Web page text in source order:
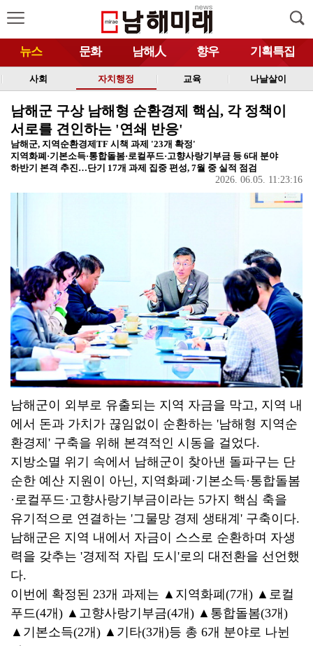
뉴스 문화 남해人 향우 기획특집
사회 자치행정 교육 나날살이
남해군 구상 남해형 순환경제 핵심, 각 정책이
서로를 견인하는 '연쇄 반응'
남해군, 지역순환경제TF 시책 과제 '23개 확정'
지역화폐·기본소득·통합돌봄·로컬푸드·고향사랑기부금 등 6대 분야
하반기 본격 추진…단기 17개 과제 집중 편성, 7월 중 실적 점검
2026. 06.05. 11:23:16
남해군이 외부로 유출되는 지역 자금을 막고, 지역 내
에서 돈과 가치가 끊임없이 순환하는 '남해형 지역순
환경제' 구축을 위해 본격적인 시동을 걸었다.
지방소멸 위기 속에서 남해군이 찾아낸 돌파구는 단
순한 예산 지원이 아닌, 지역화폐·기본소득·통합돌봄
·로컬푸드·고향사랑기부금이라는 5가지 핵심 축을
유기적으로 연결하는 '그물망 경제 생태계' 구축이다.
남해군은 지역 내에서 자금이 스스로 순환하며 자생
력을 갖추는 '경제적 자립 도시'로의 대전환을 선언했
다.
이번에 확정된 23개 과제는 ▲지역화폐(7개) ▲로컬
푸드(4개) ▲고향사랑기부금(4개) ▲통합돌봄(3개)
▲기본소득(2개) ▲기타(3개)등 총 6개 분야로 나뉜